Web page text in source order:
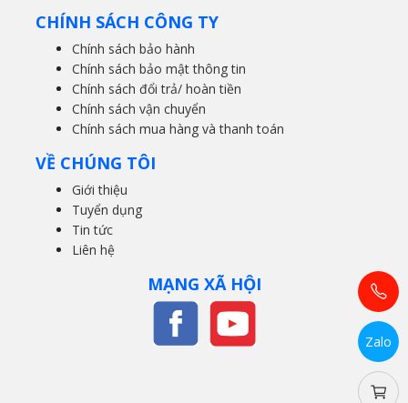
CHÍNH SÁCH CÔNG TY
Chính sách bảo hành
Chính sách bảo mật thông tin
Chính sách đổi trả/ hoàn tiền
Chính sách vận chuyển
Chính sách mua hàng và thanh toán
VỀ CHÚNG TÔI
Giới thiệu
Tuyển dụng
Tin tức
Liên hệ
MẠNG XÃ HỘI
Zalo